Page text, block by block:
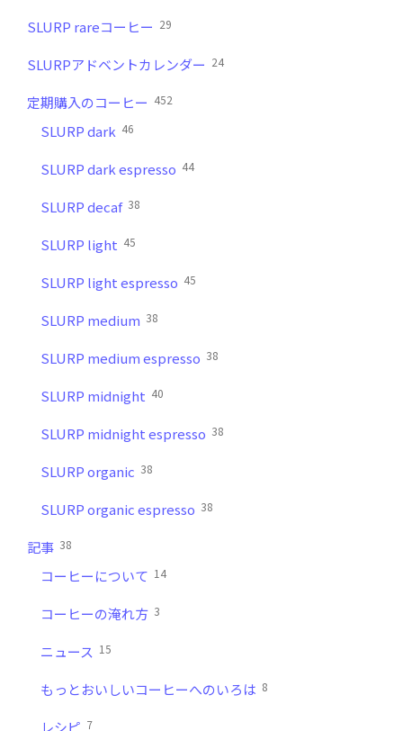
SLURP rareコーヒー 29
SLURPアドベントカレンダー 24
定期購入のコーヒー 452
SLURP dark 46
SLURP dark espresso 44
SLURP decaf 38
SLURP light 45
SLURP light espresso 45
SLURP medium 38
SLURP medium espresso 38
SLURP midnight 40
SLURP midnight espresso 38
SLURP organic 38
SLURP organic espresso 38
記事 38
コーヒーについて 14
コーヒーの淹れ方 3
ニュース 15
もっとおいしいコーヒーへのいろは 8
7